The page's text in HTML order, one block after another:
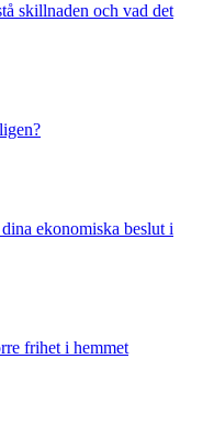
skillnaden och vad det
ekonomiska beslut i
frihet i hemmet